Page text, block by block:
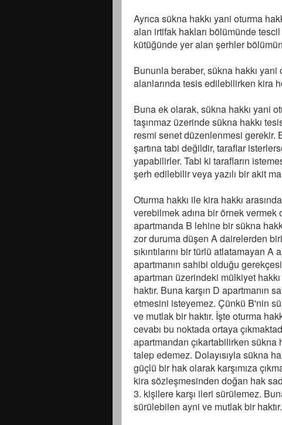
Ayrıca sükna hakkı yani oturma
alan irtifak hakları bölümünde
kütüğünde yer alan şerhler
Bununla beraber, sükna hakkı
alanlarında tesis edilebilirken kira
Buna ek olarak, sükna hakkı yani
taşınmaz üzerinde sükna hakkı
resmi senet düzenlenmesi gerekir.
şartına tabi değildir, taraflar
yapabilirler. Tabi ki tarafların
şerh edilebilir veya yazılı bir akit
Oturma hakkı ile kira hakkı
verebilmek adına bir örnek vermek
apartmanda B lehine bir sükna
zor duruma düşen A dairelerden
sıkıntılarını bir türlü atlatamayan
apartmanın sahibi olduğu
apartman üzerindeki mülkiyet
haktır. Buna karşın D apartmanın
etmesini isteyemez. Çünkü B'nin
ve mutlak bir haktır. İşte oturma
cevabı bu noktada ortaya
apartmandan çıkartabilirken sükna
talep edemez. Dolayısıyla sükna
güçlü bir hak olarak karşımıza
kira sözleşmesinden doğan hak
3. kişilere karşı ileri sürülemez.
sürülebilen ayni ve mutlak bir haktır.